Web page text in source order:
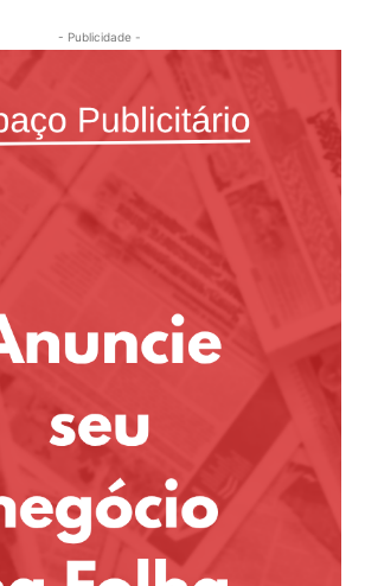
- Publicidade -